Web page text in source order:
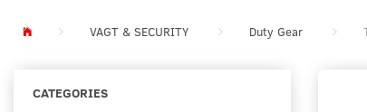
VAGT & SECURITY Duty Gear
CATEGORIES